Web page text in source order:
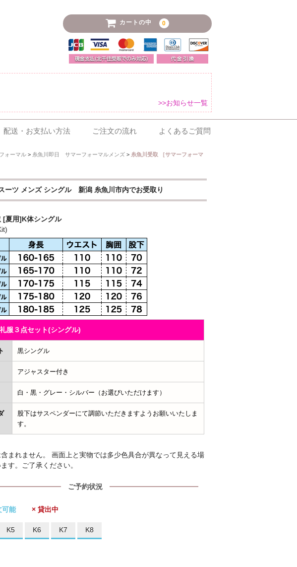
カートの中 0
>>お知らせ一覧
配送・お支払い方法 ご注文の流れ よくあるご質問
ォーマル> 糸魚川即日 サマーフォーマルメンズ> 糸魚川受取 ［サマーフォーマ
ーツ メンズ シングル 新潟 糸魚川市内でお受取り
[夏用]K体シングル
服３点セット(シングル)
黒シングル
アジャスター付き
白・黒・グレー・シルバー（お選びいただけます）
股下はサスペンダーにて調節いただきますようお願いいたしま
す。
含まれません。 画面上と実物では多少色具合が異なって見える場
す。ご了承ください。
ご予約状況
可能 × 貸出中
K5 K6 K7 K8